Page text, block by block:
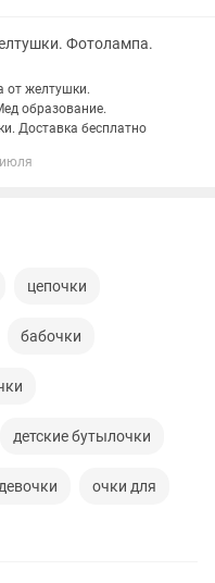
Фотолампа.
от желтушки.
образование.
Доставка бесплатно
цепочки
бабочки
детские бутылочки
очки для